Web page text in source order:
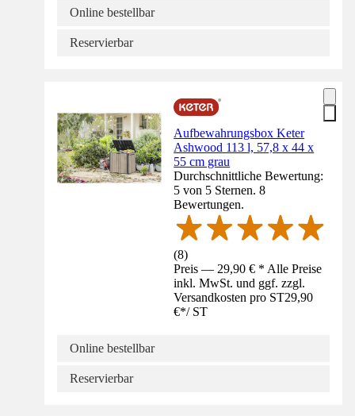
Online bestellbar
Reservierbar
Aufbewahrungsbox Keter
Ashwood 113 l, 57,8 x 44 x
55 cm grau
Durchschnittliche Bewertung:
5 von 5 Sternen. 8
Bewertungen.
(8)
Preis — 29,90 € * Alle Preise
inkl. MwSt. und ggf. zzgl.
Versandkosten pro ST29,90
€*/ ST
Online bestellbar
Reservierbar